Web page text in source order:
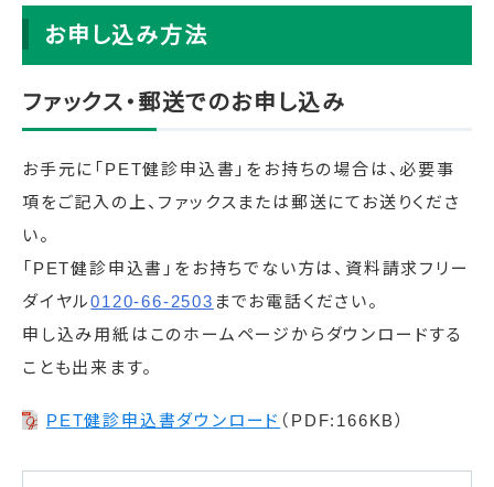
お申し込み方法
ファックス・郵送でのお申し込み
お手元に「PET健診申込書」をお持ちの場合は、必要事
項をご記入の上、ファックスまたは郵送にてお送りくださ
い。
「PET健診申込書」をお持ちでない方は、資料請求フリー
ダイヤル0120-66-2503 までお電話ください。
申し込み用紙はこのホームページからダウンロードする
ことも出来ます。
PET健診申込書ダウンロード （PDF:166KB）